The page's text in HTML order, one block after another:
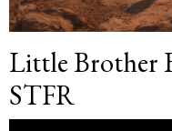
Little Brother
STFR